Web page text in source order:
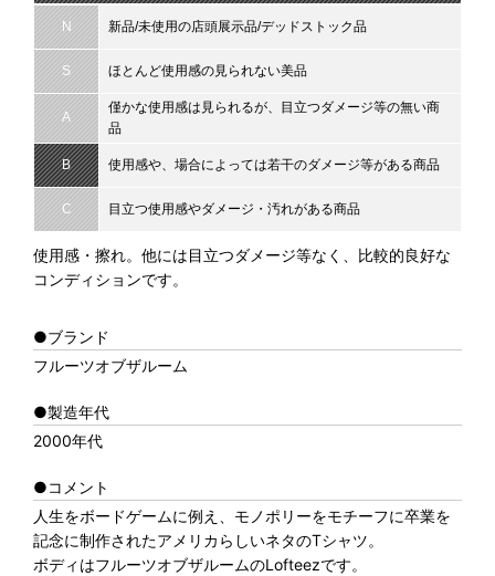
N 新品/未使用の店頭展示品/デッドストック品
S ほとんど使用感の見られない美品
A
僅かな使用感は見られるが、目立つダメージ等の無い商
品
B 使用感や、場合によっては若干のダメージ等がある商品
C 目立つ使用感やダメージ・汚れがある商品
使用感・擦れ。他には目立つダメージ等なく、比較的良好な
コンディションです。
●ブランド
フルーツオブザルーム
●製造年代
2000年代
●コメント
人生をボードゲームに例え、モノポリーをモチーフに卒業を
記念に制作されたアメリカらしいネタのTシャツ。
ボディはフルーツオブザルームのLofteezです。